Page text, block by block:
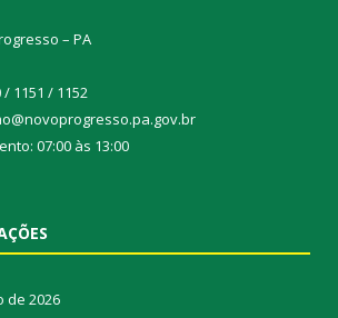
– PA
/ 1151 / 1152
07:00 às 13:00
de 2026